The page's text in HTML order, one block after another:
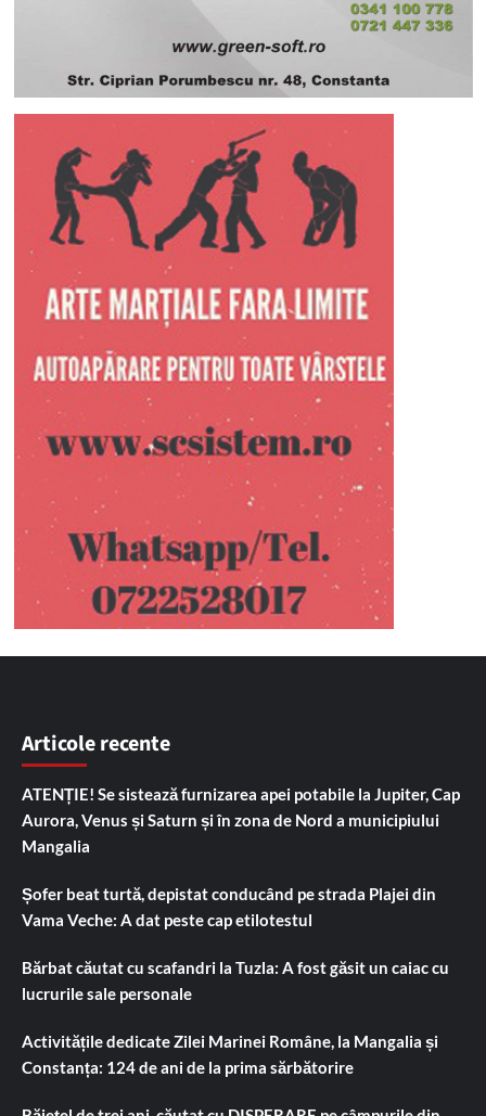
Articole recente
ATENȚIE! Se sistează furnizarea apei potabile la Jupiter, Cap
Aurora, Venus și Saturn și în zona de Nord a municipiului
Mangalia
Șofer beat turtă, depistat conducând pe strada Plajei din
Vama Veche: A dat peste cap etilotestul
Bărbat căutat cu scafandri la Tuzla: A fost găsit un caiac cu
lucrurile sale personale
Activitățile dedicate Zilei Marinei Române, la Mangalia și
Constanța: 124 de ani de la prima sărbătorire